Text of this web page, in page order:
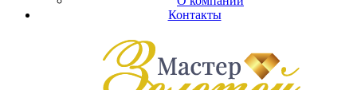
Контакты